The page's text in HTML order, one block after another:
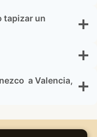
tapizar un
a Valencia,